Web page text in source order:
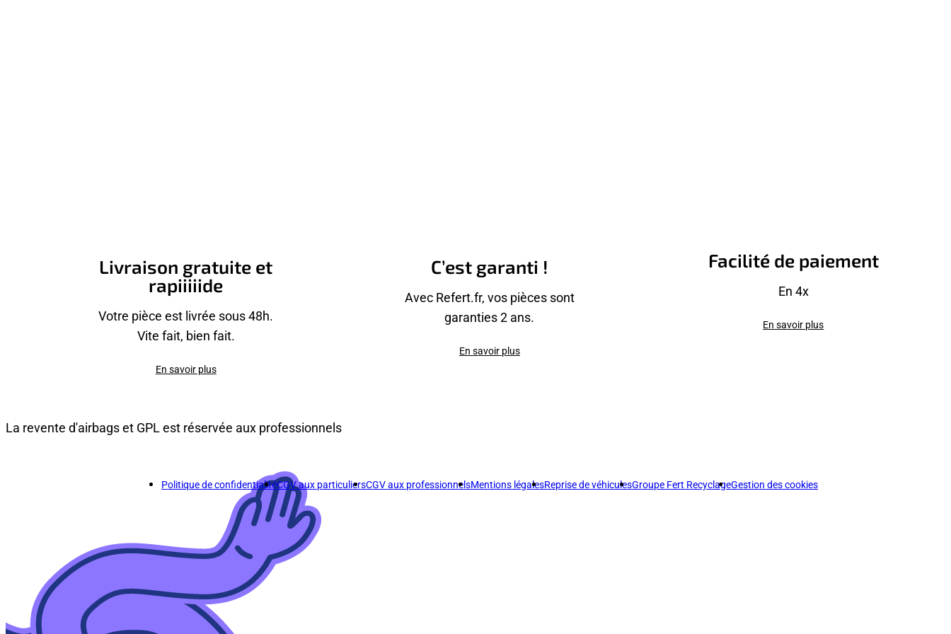
Livraison gratuite et
rapiiiiide
Votre pièce est livrée sous 48h.
Vite fait, bien fait.
En savoir plus
C’est garanti !
Avec Refert.fr, vos pièces sont
garanties 2 ans.
En savoir plus
Facilité de paiement
En 4x
En savoir plus
La revente d'airbags et GPL est réservée aux professionnels
Politique de confidentialitéCGV aux particuliersCGV aux professionnelsMentions légalesReprise de véhiculesGroupe Fert RecyclageGestion des cookies